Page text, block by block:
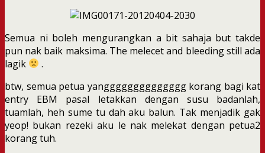
Semua ni boleh mengurangkan a bit sahaja but takde
pun nak baik maksima. The melecet and bleeding still ada
lagik
.
btw, semua petua yangggggggggggggg korang bagi kat
entry EBM pasal letakkan dengan susu badanlah,
tuamlah, heh sume tu dah aku balun. Tak menjadik gak
yeop! bukan rezeki aku le nak melekat dengan petua2
korang tuh.